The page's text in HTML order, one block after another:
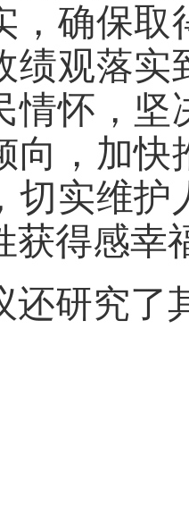
，确保取
绩观落实
情怀，坚
向，加
切实维护
获得感幸
还研究了